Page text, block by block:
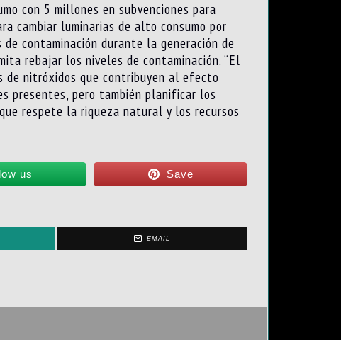
con 5 millones en subvenciones para
cambiar luminarias de alto consumo por
contaminación durante la generación de
rebajar los niveles de contaminación. “El
de nitróxidos que contribuyen al efecto
presentes, pero también planificar los
respete la riqueza natural y los recursos
us Save
EMAIL